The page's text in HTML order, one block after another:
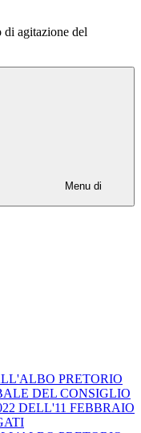
di agitazione del
Menu di
PRETORIO
DEL CONSIGLIO
DELL'11 FEBBRAIO